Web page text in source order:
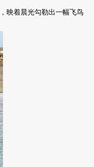
映着晨光勾勒出一幅飞鸟